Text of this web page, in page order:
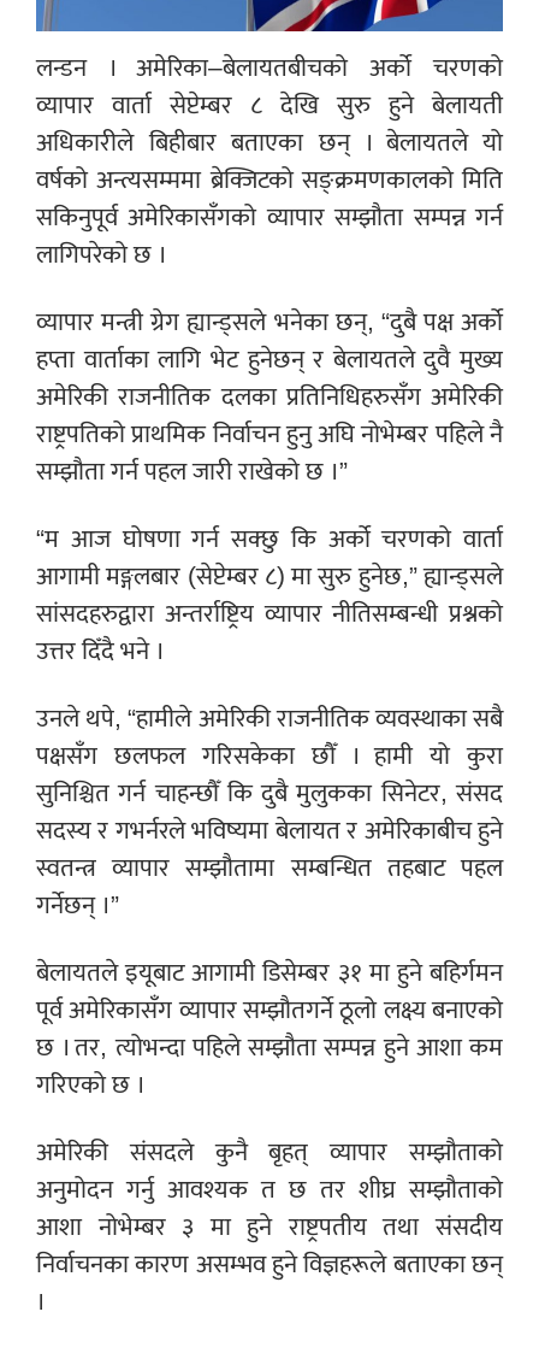
लन्डन । अमेरिका–बेलायतबीचको अर्को चरणको
व्यापार वार्ता सेप्टेम्बर ८ देखि सुरु हुने बेलायती
अधिकारीले बिहीबार बताएका छन् । बेलायतले यो
वर्षको अन्त्यसम्ममा ब्रेक्जिटको सङ्क्रमणकालको मिति
सकिनुपूर्व अमेरिकासँगको व्यापार सम्झौता सम्पन्न गर्न
लागिपरेको छ ।
व्यापार मन्त्री ग्रेग ह्यान्ड्सले भनेका छन्, “दुबै पक्ष अर्को
हप्ता वार्ताका लागि भेट हुनेछन् र बेलायतले दुवै मुख्य
अमेरिकी राजनीतिक दलका प्रतिनिधिहरुसँग अमेरिकी
राष्ट्रपतिको प्राथमिक निर्वाचन हुनु अघि नोभेम्बर पहिले नै
सम्झौता गर्न पहल जारी राखेको छ ।”
“म आज घोषणा गर्न सक्छु कि अर्को चरणको वार्ता
आगामी मङ्गलबार (सेप्टेम्बर ८) मा सुरु हुनेछ,” ह्यान्ड्सले
सांसदहरुद्वारा अन्तर्राष्ट्रिय व्यापार नीतिसम्बन्धी प्रश्नको
उत्तर दिँदै भने ।
उनले थपे, “हामीले अमेरिकी राजनीतिक व्यवस्थाका सबै
पक्षसँग छलफल गरिसकेका छौँ । हामी यो कुरा
सुनिश्चित गर्न चाहन्छौँ कि दुबै मुलुकका सिनेटर, संसद
सदस्य र गभर्नरले भविष्यमा बेलायत र अमेरिकाबीच हुने
स्वतन्त्र व्यापार सम्झौतामा सम्बन्धित तहबाट पहल
गर्नेछन् ।”
बेलायतले इयूबाट आगामी डिसेम्बर ३१ मा हुने बहिर्गमन
पूर्व अमेरिकासँग व्यापार सम्झौतगर्ने ठूलो लक्ष्य बनाएको
छ । तर, त्योभन्दा पहिले सम्झौता सम्पन्न हुने आशा कम
गरिएको छ ।
अमेरिकी संसदले कुनै बृहत् व्यापार सम्झौताको
अनुमोदन गर्नु आवश्यक त छ तर शीघ्र सम्झौताको
आशा नोभेम्बर ३ मा हुने राष्ट्रपतीय तथा संसदीय
निर्वाचनका कारण असम्भव हुने विज्ञहरूले बताएका छन्
।